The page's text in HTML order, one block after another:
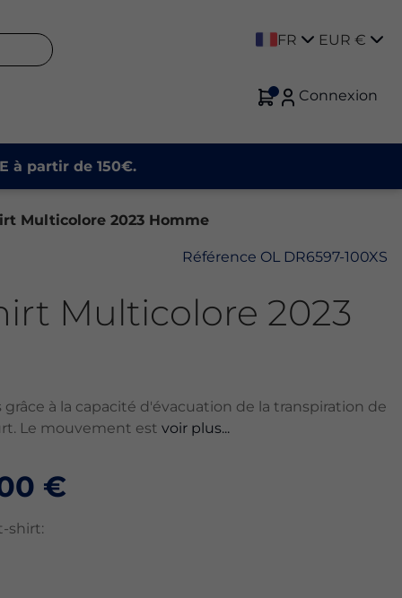
FR EUR €
Connexion
à partir de 150€.
Multicolore 2023 Homme
Référence OL DR6597-100XS
Multicolore 2023
à la capacité d'évacuation de la transpiration de
Le mouvement est voir plus...
€
shirt: